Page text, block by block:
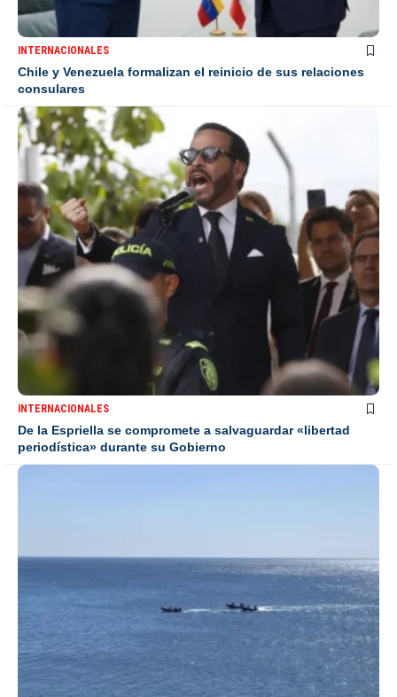
INTERNACIONALES
Chile y Venezuela formalizan el reinicio de sus relaciones
consulares
INTERNACIONALES
De la Espriella se compromete a salvaguardar «libertad
periodística» durante su Gobierno